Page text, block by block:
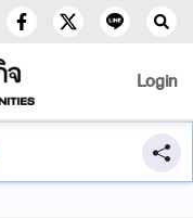
Login